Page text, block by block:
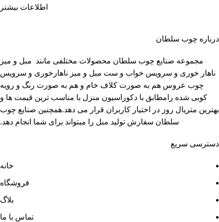
اطلاعات بیشتر
درباره چوب سلطان
مجموعه صنایع چوب سلطان محصولات مختلفی مانند مبل و میز
ناهار خوری و سرویس خواب و ست مبل و میز ناهارخوری و سرویس
چوب عروس هم به صورت کلاف خام و هم به صورت رنگ و رویه
کوبی شده رامطابق با دکوراسیون منزل با مناسب ترین قیمت ها و
بهترین متریال روز در اختیار کاربران قرار می دهد.همچنین صنایع چوب
سلطان سفارش تولید مبل را میتواند برای شما انجام دهد.
دسترسی سریع
خانه
فروشگاه
بلاگ
تماس با ما